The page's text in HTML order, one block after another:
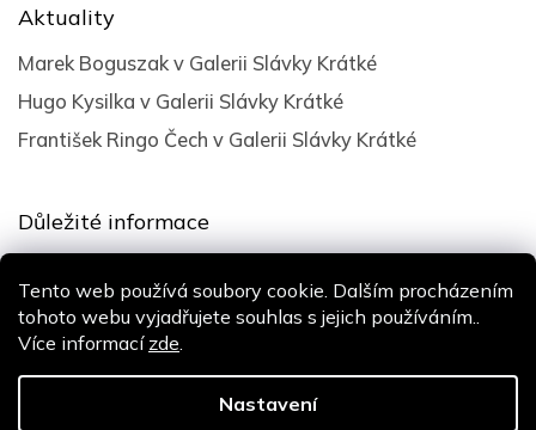
Tento web používá soubory cookie. Dalším procházením
tohoto webu vyjadřujete souhlas s jejich používáním..
Více informací zde.
Nastavení
Aktuality
Marek Boguszak v Galerii Slávky Krátké
Hugo Kysilka v Galerii Slávky Krátké
František Ringo Čech v Galerii Slávky Krátké
Důležité informace
Podmínky ochrany osobních údajů
Shoptak.cz| Platforma